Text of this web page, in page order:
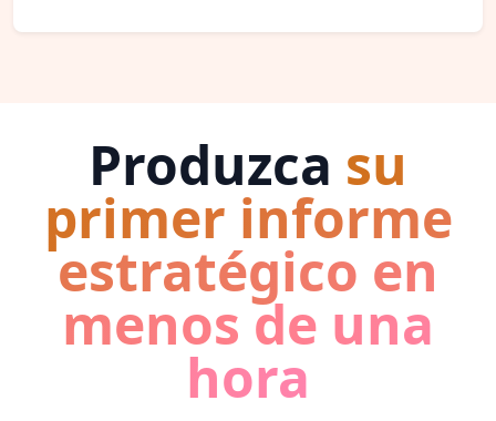
Produzca su
primer informe
estratégico en
menos de una
hora